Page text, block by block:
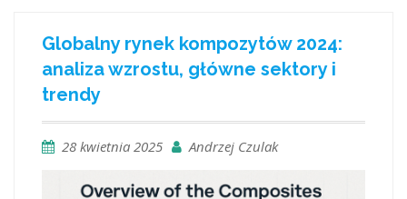
Globalny rynek kompozytów 2024:
analiza wzrostu, główne sektory i
trendy
28 kwietnia 2025 Andrzej Czulak